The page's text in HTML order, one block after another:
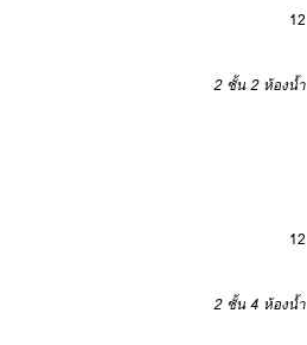
12
2 ชั้น 2 ห้องน้ำ
12
2 ชั้น 4 ห้องน้ำ